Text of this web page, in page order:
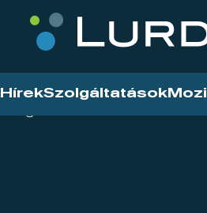
HírekSzolgáltatások Mozi